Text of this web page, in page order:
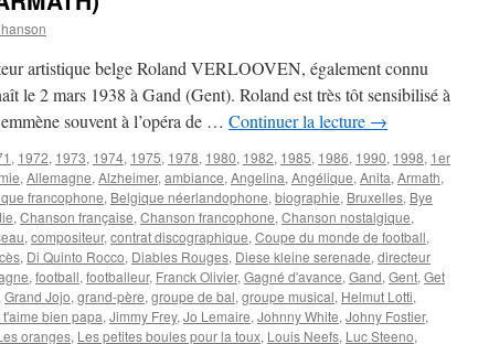
artistique belge Roland VERLOOVEN, également connu
le 2 mars 1938 à Gand (Gent). Roland est très tôt sensibilisé à
souvent à l’opéra de … Continuer la lecture →
, 1972, 1973, 1974, 1975, 1978, 1980, 1982, 1985, 1986, 1990, 1998, 1er
, Allemagne, Alzheimer, ambiance, Angelina, Angélique, Anita, Armath,
francophone, Belgique néerlandophone, biographie, Bruxelles, Bye
, Chanson française, Chanson francophone, Chanson nostalgique,
, compositeur, contrat discographique, Coupe du monde de football,
, Di Quinto Rocco, Diables Rouges, Diese kleine serenade, directeur
, football, footballeur, Franck Olivier, Gagné d'avance, Gand, Gent, Get
Grand Jojo, grand-père, groupe de bal, groupe musical, Helmut Lotti,
t'aime bien papa, Jimmy Frey, Jo Lemaire, Johnny White, Johny Fostier,
oranges, Les petites boules pour la toux, Louis Neefs, Luc Steeno,